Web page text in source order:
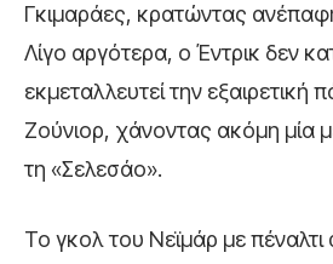
Γκιμαράες, κρατώντας
Λίγο αργότερα, ο Έντρικ δεν
εκμεταλλευτεί την εξαιρετική
Ζούνιορ, χάνοντας ακόμη μία
τη «Σελεσάο».
Το γκολ του Νεϊμάρ με πέναλτι